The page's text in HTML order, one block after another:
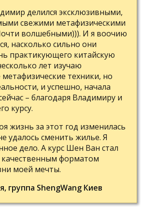
делился эксклюзивными,
свежими метафизическими
волшебными))). И я воочию
насколько сильно они
практикующего китайскую
лет изучаю
техники, но
и успешно, начала
– благодаря Владимиру и
курсу.
жизнь за этот год изменилась
удалось сменить жилье. Я
дело. А курс Шен Ван стал
качественным форматом
моей мечты.
группа ShengWang Киев